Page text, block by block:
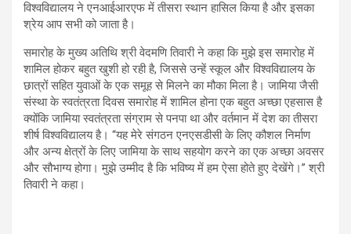
विश्वविद्यालय ने एनआईआरएफ में तीसरा स्थान हासिल किया है और इसका
श्रेय आप सभी को जाता है।
समारोह के मुख्य अतिथि श्री वेदमणि तिवारी ने कहा कि मुझे इस समारोह में
शामिल होकर बहुत खुशी हो रही है, जिससे उन्हें स्कूल और विश्वविद्यालय के
छात्रों सहित युवाओं के एक समूह से मिलने का मौका मिला है। जामिया जैसी
संस्था के स्वतंत्रता दिवस समारोह में शामिल होना एक बहुत अच्छा एहसास है
क्योंकि जामिया स्वतंत्रता संग्राम से पनपा था और वर्तमान में देश का तीसरा
शीर्ष विश्वविद्यालय है। “यह मेरे संगठन एनएसडीसी के लिए कौशल निर्माण
और अन्य क्षेत्रों के लिए जामिया के साथ सहयोग करने का एक अच्छा अवसर
और सौभाग्य होगा। मुझे उम्मीद है कि भविष्य में हम ऐसा होते हुए देखेंगे।” श्री
तिवारी ने कहा।